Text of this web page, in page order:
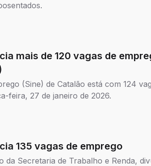
mais de 120 vagas de
(Sine) de Catalão está com 124
feira, 27 de janeiro de 2026.
135 vagas de emprego
da Secretaria de Trabalho e Renda,